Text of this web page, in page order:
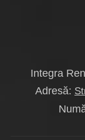
Integra
Adresă: